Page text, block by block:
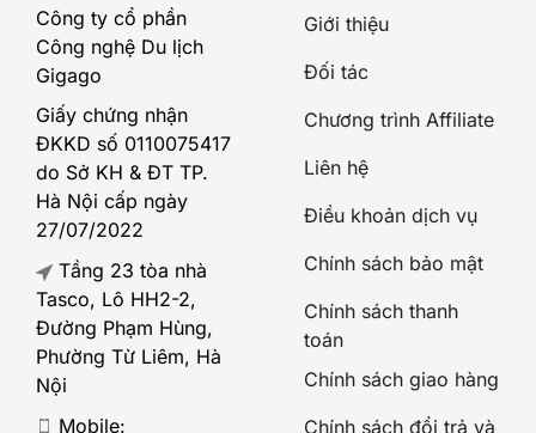
Công ty cổ phần
Công nghệ Du lịch
Gigago
Giấy chứng nhận
ĐKKD số 0110075417
do Sở KH & ĐT TP.
Hà Nội cấp ngày
27/07/2022
Tầng 23 tòa nhà
Tasco, Lô HH2-2,
Đường Phạm Hùng,
Phường Từ Liêm, Hà
Nội
Mobile:
Giới thiệu
Đối tác
Chương trình Affiliate
Liên hệ
Điều khoản dịch vụ
Chính sách bảo mật
Chính sách thanh
toán
Chính sách giao hàng
Chính sách đổi trả và